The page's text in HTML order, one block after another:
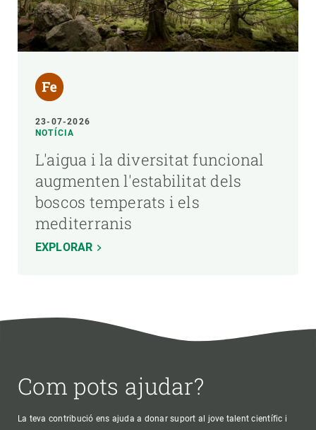
23-07-2026
NOTÍCIA
L'aigua i la diversitat funcional
augmenten l'estabilitat dels
boscos temperats i els
mediterranis
EXPLORAR
Com pots ajudar?
La teva contribució ens ajuda a donar suport al jove talent científic i